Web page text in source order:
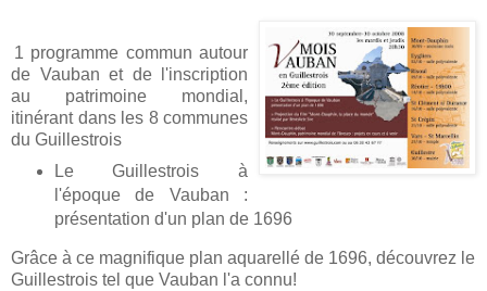
1 programme commun autour
de Vauban et de l'inscription
au patrimoine mondial,
itinérant dans les 8 communes
du Guillestrois
Le Guillestrois à
l'époque de Vauban :
présentation d'un plan de 1696
Grâce à ce magnifique plan aquarellé de 1696, découvrez le
Guillestrois tel que Vauban l'a connu!